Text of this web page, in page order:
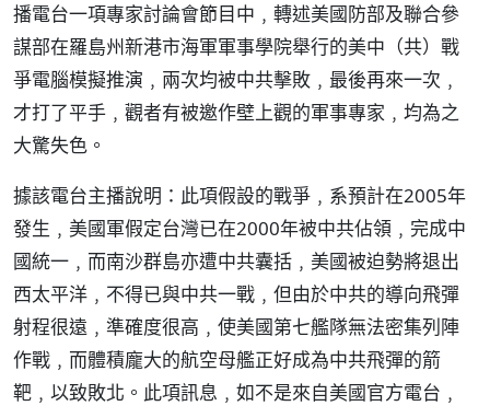
播電台一項專家討論會節目中﹐轉述美國防部及聯合參
謀部在羅島州新港市海軍軍事學院舉行的美中（共）戰
爭電腦模擬推演﹐兩次均被中共擊敗﹐最後再來一次﹐
才打了平手﹐觀者有被邀作壁上觀的軍事專家﹐均為之
大驚失色。
據該電台主播說明：此項假設的戰爭﹐系預計在2005年
發生﹐美國軍假定台灣已在2000年被中共佔領﹐完成中
國統一﹐而南沙群島亦遭中共囊括﹐美國被迫勢將退出
西太平洋﹐不得已與中共一戰﹐但由於中共的導向飛彈
射程很遠﹐準確度很高﹐使美國第七艦隊無法密集列陣
作戰﹐而體積龐大的航空母艦正好成為中共飛彈的箭
靶﹐以致敗北。此項訊息﹐如不是來自美國官方電台﹐